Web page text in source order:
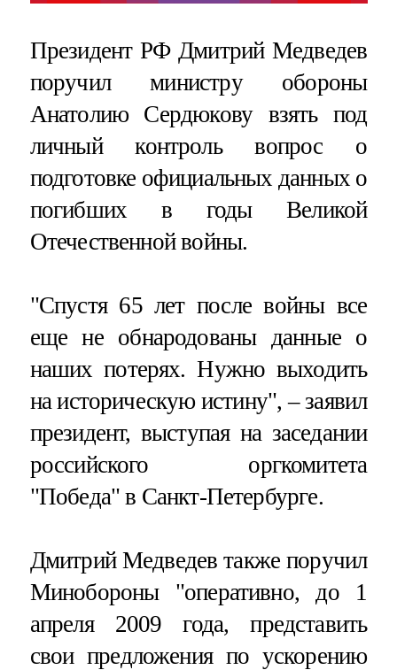
Президент РФ Дмитрий Медведев
поручил министру обороны
Анатолию Сердюкову взять под
личный контроль вопрос о
подготовке официальных данных о
погибших в годы Великой
Отечественной войны.
"Спустя 65 лет после войны все
еще не обнародованы данные о
наших потерях. Нужно выходить
на историческую истину", – заявил
президент, выступая на заседании
российского оргкомитета
"Победа" в Санкт-Петербурге.
Дмитрий Медведев также поручил
Минобороны "оперативно, до 1
апреля 2009 года, представить
свои предложения по ускорению